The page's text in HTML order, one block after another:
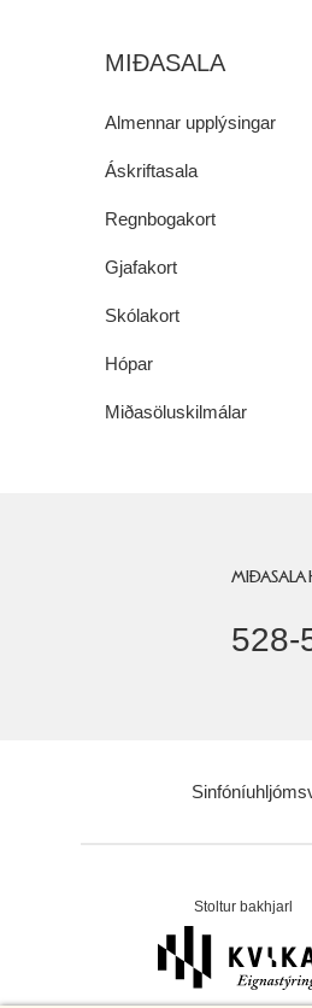
MIÐASALA
Almennar upplýsingar
Áskriftasala
Regnbogakort
Gjafakort
Skólakort
Hópar
Miðasöluskilmálar
MIÐASALA
528-
Stoltur bakhjarl